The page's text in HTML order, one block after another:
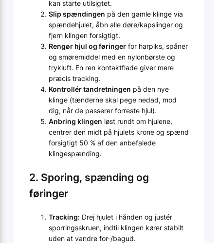
kan starte utilsigtet.
Slip spændingen på den gamle klinge via
spændehjulet, åbn alle døre/kapslinger og
fjern klingen forsigtigt.
Rengør hjul og føringer for harpiks, spåner
og smøremiddel med en nylonbørste og
trykluft. En ren kontaktflade giver mere
præcis tracking.
Kontrollér tandretningen på den nye
klinge (tænderne skal pege nedad, mod
dig, når de passerer forreste hjul).
Anbring klingen løst rundt om hjulene,
centrer den midt på hjulets krone og spænd
forsigtigt 50 % af den anbefalede
klingespænding.
2. Sporing, spænding og
føringer
Tracking: Drej hjulet i hånden og justér
sporringsskruen, indtil klingen kører stabilt
uden at vandre for-/bagud.